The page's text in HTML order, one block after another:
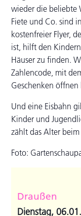
wieder die beliebte
Fiete und Co. sind
kostenfreier Flyer,
ist, hilft den
Häuser zu finden.
Zahlencode, mit
Geschenken öffnen
Und eine Eisbahn
Kinder und
zählt das Alter
Foto:
Draußen
Dienstag,